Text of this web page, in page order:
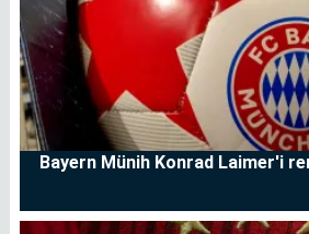
Bayern Münih Konrad Laimer'i